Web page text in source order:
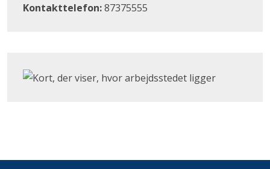
Kontakttelefon:87375555
Klik for at åbne Google Maps og se, hvor